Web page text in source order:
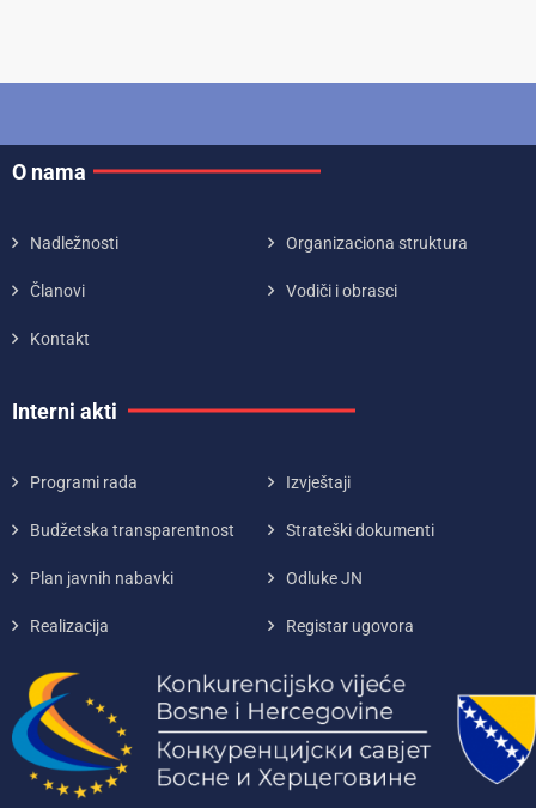
O nama
Nadležnosti Organizaciona struktura
Članovi Vodiči i obrasci
Kontakt
Interni akti
Programi rada Izvještaji
Budžetska transparentnost Strateški dokumenti
Plan javnih nabavki Odluke JN
Realizacija Registar ugovora